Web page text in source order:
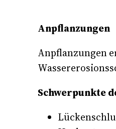
Anpflanzungen
Anpflanzungen
Schwerpunkte